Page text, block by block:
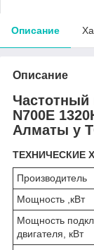
Описание
Описание
Частотный
N700E
Алматы у
ТЕХНИЧЕСКИЕ
Производитель
Мощность ,кВт
Мощность
двигателя, кВт